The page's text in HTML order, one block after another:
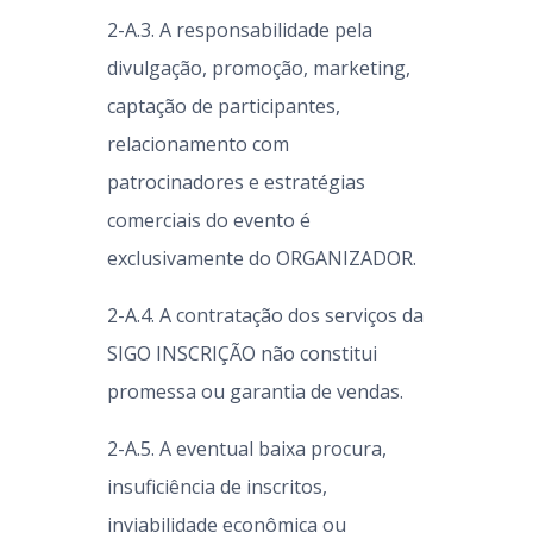
2-A.3. A responsabilidade pela
divulgação, promoção, marketing,
captação de participantes,
relacionamento com
patrocinadores e estratégias
comerciais do evento é
exclusivamente do ORGANIZADOR.
2-A.4. A contratação dos serviços da
SIGO INSCRIÇÃO não constitui
promessa ou garantia de vendas.
2-A.5. A eventual baixa procura,
insuficiência de inscritos,
inviabilidade econômica ou